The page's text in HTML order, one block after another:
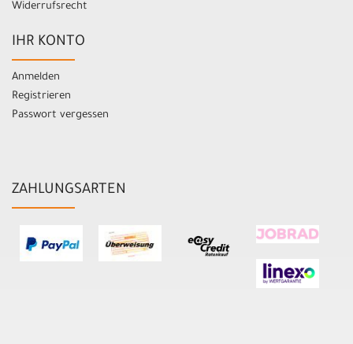
Widerrufsrecht
IHR KONTO
Anmelden
Registrieren
Passwort vergessen
ZAHLUNGSARTEN